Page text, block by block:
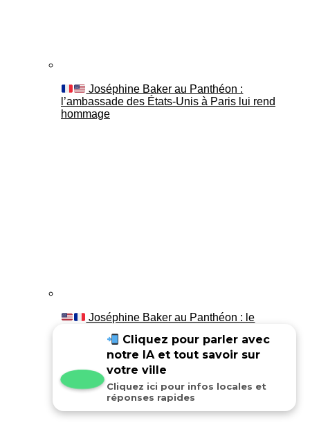
Joséphine Baker au Panthéon :
l’ambassade des États-Unis à Paris lui rend
hommage
Joséphine Baker au Panthéon : le
Cliquez pour parler avec
notre IA et tout savoir sur
votre ville
Cliquez ici pour infos locales et
réponses rapides